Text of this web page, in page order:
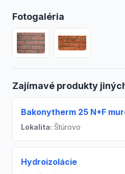
Fotogaléria
Zajímavé produkty
Bakonytherm 25 N+F
Lokalita: Štúrovo
Hydroizolácie